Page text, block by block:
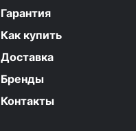
Гарантия
Как купить
Доставка
Бренды
Контакты